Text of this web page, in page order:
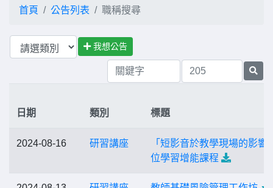
首頁 公告列表 職稱搜尋
我想公告
日期 類別 標題
2024-08-16 研習講座
「短影音於教學現場的影響
位學習增能課程